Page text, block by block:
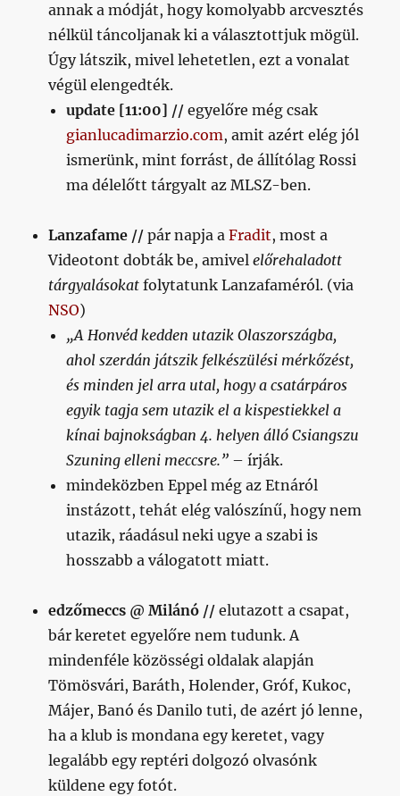
annak a módját, hogy komolyabb arcvesztés
nélkül táncoljanak ki a választottjuk mögül.
Úgy látszik, mivel lehetetlen, ezt a vonalat
végül elengedték.
update [11:00] //egyelőre még csak
gianlucadimarzio.com, amit azért elég jól
ismerünk, mint forrást, de állítólag Rossi
ma délelőtt tárgyalt az MLSZ-ben.
Lanzafame // pár napja aFradit, most a
Videotont dobták be, amivelelőrehaladott
tárgyalásokat folytatunk Lanzafaméról. (via
NSO)
„A Honvéd kedden utazik Olaszországba,
ahol szerdán játszik felkészülési mérkőzést,
és minden jel arra utal, hogy a csatárpáros
egyik tagja sem utazik el a kispestiekkel a
kínai bajnokságban 4. helyen álló Csiangszu
Szuning elleni meccsre.” – írják.
mindeközben Eppel még az Etnáról
instázott, tehát elég valószínű, hogy nem
utazik, ráadásul neki ugye a szabi is
hosszabb a válogatott miatt.
edzőmeccs @ Milánó //elutazott a csapat,
bár keretet egyelőre nem tudunk. A
mindenféle közösségi oldalak alapján
Tömösvári, Baráth, Holender, Gróf, Kukoc,
Májer, Banó és Danilo tuti, de azért jó lenne,
ha a klub is mondana egy keretet, vagy
legalább egy reptéri dolgozó olvasónk
küldene egy fotót.